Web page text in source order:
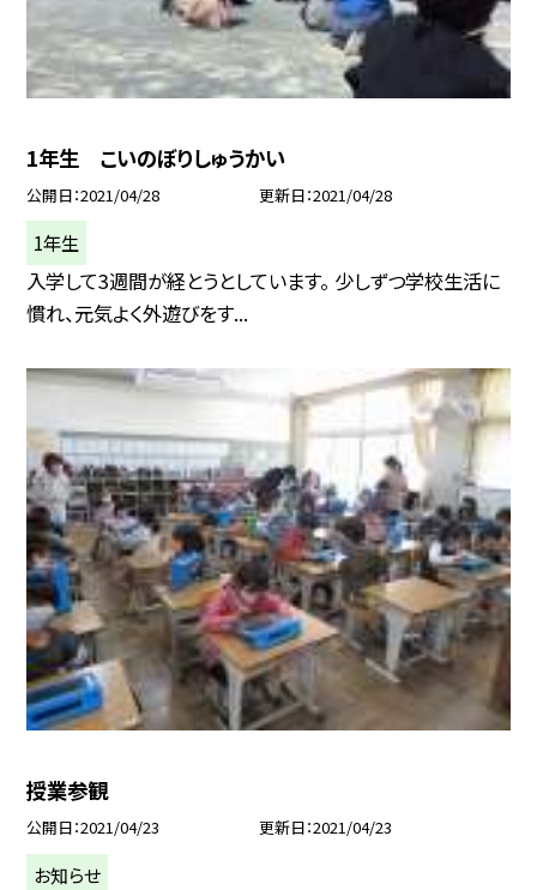
1年生 こいのぼりしゅうかい
公開日 2021/04/28 更新日 2021/04/28
1年生
入学して3週間が経とうとしています。 少しずつ学校生活に
慣れ、元気よく外遊びをす...
授業参観
公開日 2021/04/23 更新日 2021/04/23
お知らせ